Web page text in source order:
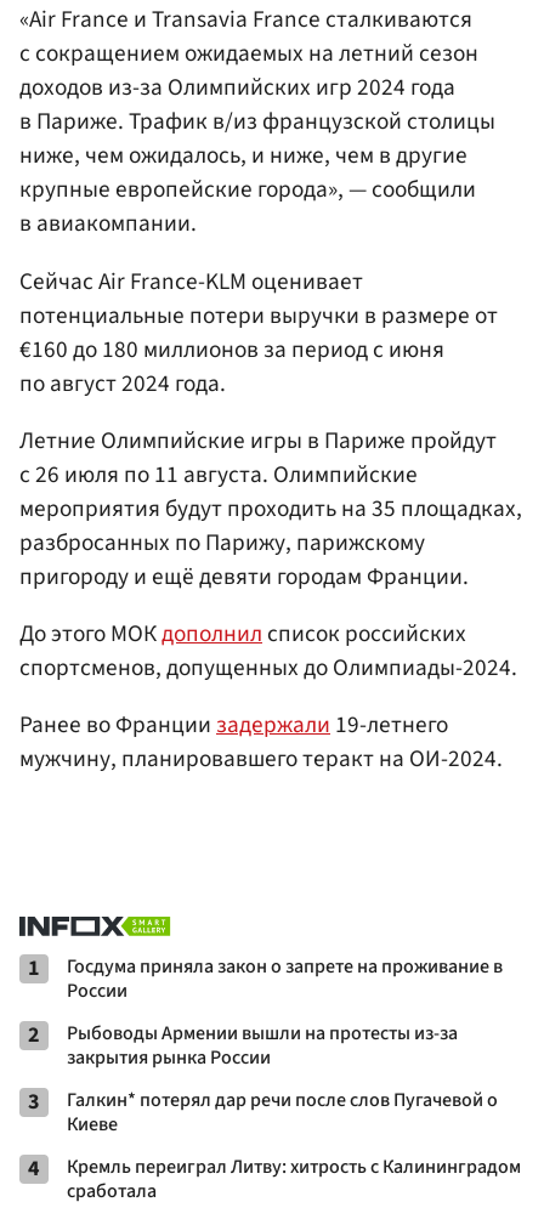
«Air France и Transavia France сталкиваются
с сокращением ожидаемых на летний сезон
доходов из-за Олимпийских игр 2024 года
в Париже. Трафик в/из французской столицы
ниже, чем ожидалось, и ниже, чем в другие
крупные европейские города», — сообщили
в авиакомпании.
Сейчас Air France-KLM оценивает
потенциальные потери выручки в размере от
€160 до 180 миллионов за период с июня
по август 2024 года.
Летние Олимпийские игры в Париже пройдут
с 26 июля по 11 августа. Олимпийские
мероприятия будут проходить на 35 площадках,
разбросанных по Парижу, парижскому
пригороду и ещё девяти городам Франции.
До этого МОКдополнилсписок российских
спортсменов, допущенных до Олимпиады-2024.
Ранее во Франциизадержали19-летнего
мужчину, планировавшего теракт на ОИ-2024.
1
Госдума приняла закон о запрете на проживание в
России
2
Рыбоводы Армении вышли на протесты из-за
закрытия рынка России
3
Галкин* потерял дар речи после слов Пугачевой о
Киеве
4
Кремль переиграл Литву: хитрость с Калининградом
сработала